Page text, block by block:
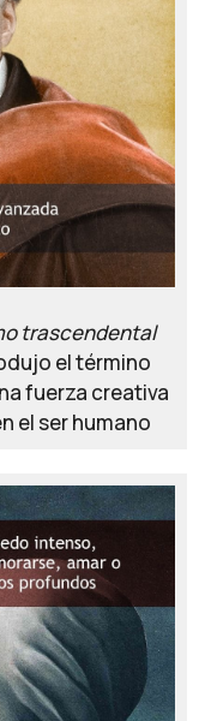
trascendental
el término
fuerza creativa
el ser humano